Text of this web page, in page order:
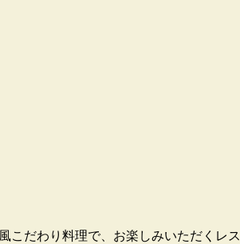
こだわり料理で、お楽しみいただくレス